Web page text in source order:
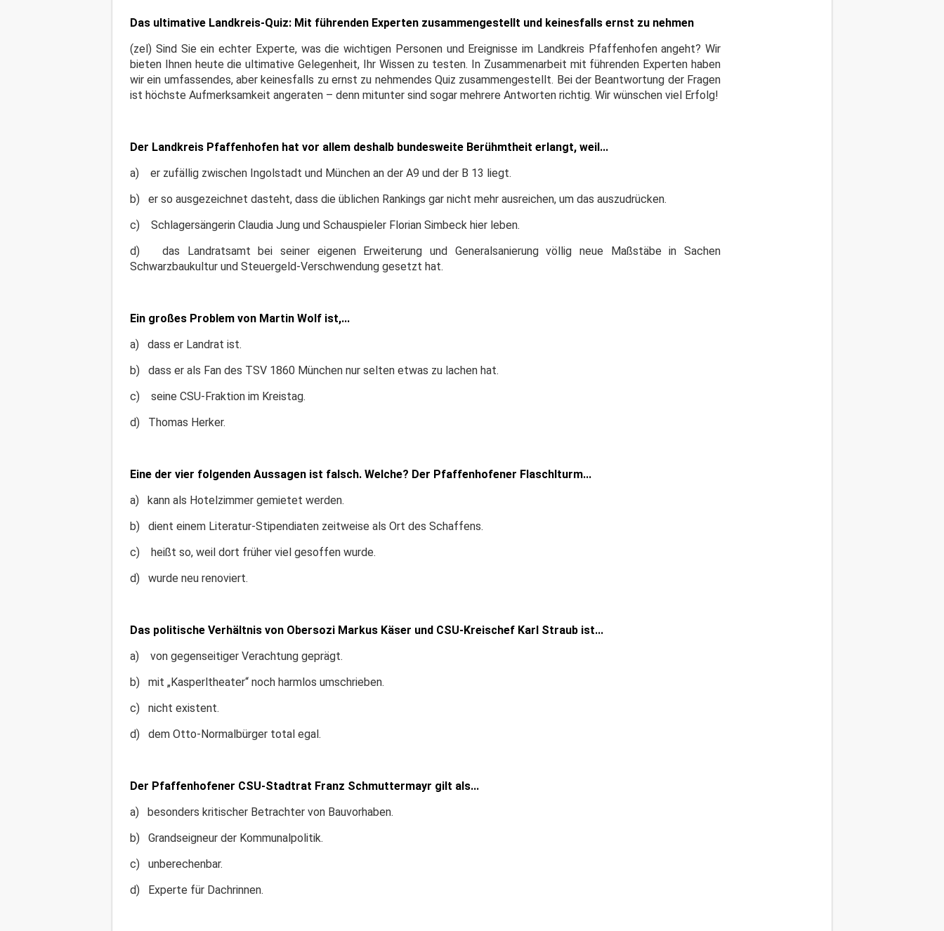
Das ultimative Landkreis-Quiz: Mit führenden Experten zusammengestellt und keinesfalls ernst zu nehmen
(zel) Sind Sie ein echter Experte, was die wichtigen Personen und Ereignisse im Landkreis Pfaffenhofen angeht? Wir
bieten Ihnen heute die ultimative Gelegenheit, Ihr Wissen zu testen. In Zusammenarbeit mit führenden Experten haben
wir ein umfassendes, aber keinesfalls zu ernst zu nehmendes Quiz zusammengestellt. Bei der Beantwortung der Fragen
ist höchste Aufmerksamkeit angeraten – denn mitunter sind sogar mehrere Antworten richtig. Wir wünschen viel Erfolg!
Der Landkreis Pfaffenhofen hat vor allem deshalb bundesweite Berühmtheit erlangt, weil...
a) er zufällig zwischen Ingolstadt und München an der A9 und der B 13 liegt.
b) er so ausgezeichnet dasteht, dass die üblichen Rankings gar nicht mehr ausreichen, um das auszudrücken.
c) Schlagersängerin Claudia Jung und Schauspieler Florian Simbeck hier leben.
d) das Landratsamt bei seiner eigenen Erweiterung und Generalsanierung völlig neue Maßstäbe in Sachen
Schwarzbaukultur und Steuergeld-Verschwendung gesetzt hat.
Ein großes Problem von Martin Wolf ist,...
a) dass er Landrat ist.
b) dass er als Fan des TSV 1860 München nur selten etwas zu lachen hat.
c) seine CSU-Fraktion im Kreistag.
d) Thomas Herker.
Eine der vier folgenden Aussagen ist falsch. Welche? Der Pfaffenhofener Flaschlturm...
a) kann als Hotelzimmer gemietet werden.
b) dient einem Literatur-Stipendiaten zeitweise als Ort des Schaffens.
c) heißt so, weil dort früher viel gesoffen wurde.
d) wurde neu renoviert.
Das politische Verhältnis von Obersozi Markus Käser und CSU-Kreischef Karl Straub ist...
a) von gegenseitiger Verachtung geprägt.
b) mit „Kasperltheater“ noch harmlos umschrieben.
c) nicht existent.
d) dem Otto-Normalbürger total egal.
Der Pfaffenhofener CSU-Stadtrat Franz Schmuttermayr gilt als...
a) besonders kritischer Betrachter von Bauvorhaben.
b) Grandseigneur der Kommunalpolitik.
c) unberechenbar.
d) Experte für Dachrinnen.